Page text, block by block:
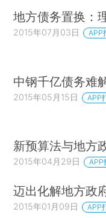
地方债务置换：
2015年07月03日 APP
中钢千亿债务难
2015年05月15日 APP
新预算法与地方
2015年04月29日 APP
迈出化解地方政
2015年01月09日 APP